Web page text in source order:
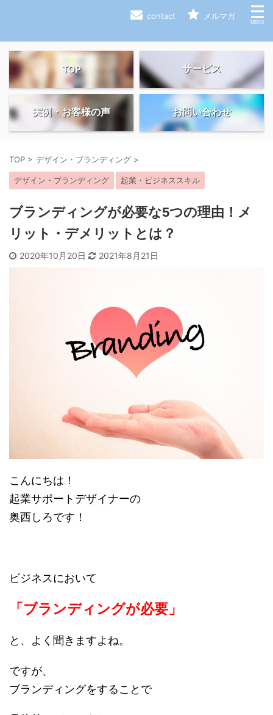
contact メルマガ
TOP サービス
実例・お客様の声 お問い合わせ
TOP > デザイン・ブランディング >
デザイン・ブランディング 起業・ビジネススキル
ブランディングが必要な5つの理由！メ
リット・デメリットとは？
2020年10月20日 2021年8月21日
こんにちは！
起業サポートデザイナーの
奥西しろです！
ビジネスにおいて
「ブランディングが必要」
と、よく聞きますよね。
ですが、
ブランディングをすることで